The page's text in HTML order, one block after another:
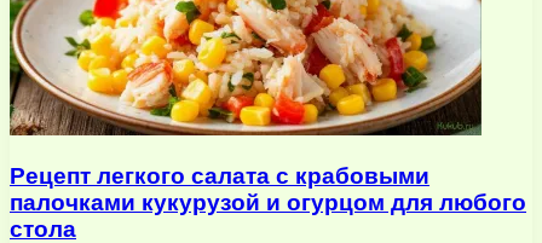
Рецепт легкого салата с крабовыми
палочками кукурузой и огурцом для любого
стола